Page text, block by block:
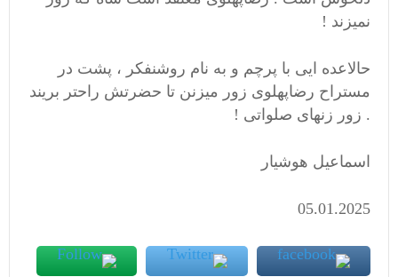
نمیزند !
حالاعده ایی با پرچم و به نام روشنفکر ، پشت در
مستراح رضاپهلوی زور میزنن تا حضرتش راحتر بریند
. زور زنهای صلواتی !
اسماعیل هوشیار
05.01.2025